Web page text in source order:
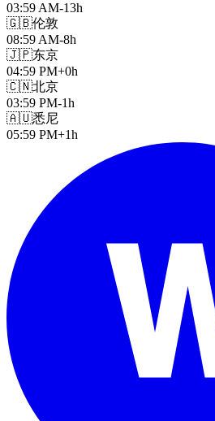
03:59 AM-13h
🇬🇧伦敦
08:59 AM-8h
🇯🇵东京
04:59 PM+0h
🇨🇳北京
03:59 PM-1h
🇦🇺悉尼
05:59 PM+1h